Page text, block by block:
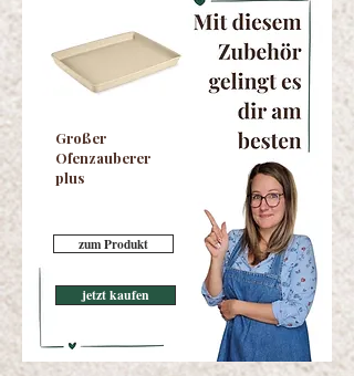
jetzt kaufen
zum Produkt
Großer
Ofenzauberer
plus